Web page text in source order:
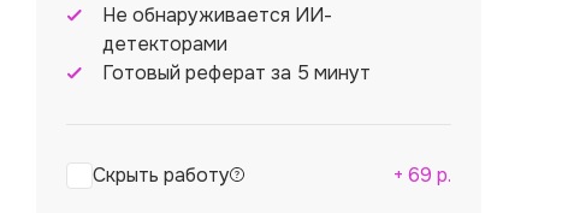
Не обнаруживается ИИ-
детекторами
Готовый реферат за 5 минут
Скрыть работу + 69 р.